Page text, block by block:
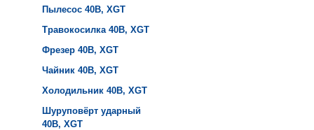
Пылесос 40B, XGT
Травокосилка 40B, XGT
Фрезер 40B, XGT
Чайник 40B, XGT
Холодильник 40B, XGT
Шуруповёрт ударный
40B, XGT